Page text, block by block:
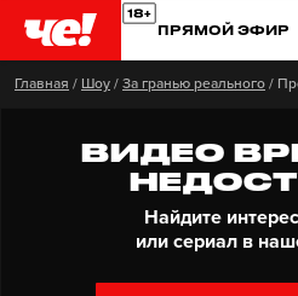
ПРЯМОЙ ЭФИР
Главная / Шоу / За гранью реального /
ВИДЕО
Найдите
или сериал в